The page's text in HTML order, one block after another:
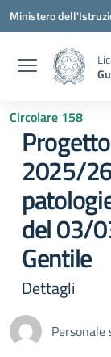
Vai ai contenuti
Vai al menu di
Vai al footer
Ministero
Circolare 158
2025/
del 03/
Gentile
Dettagli
Personale